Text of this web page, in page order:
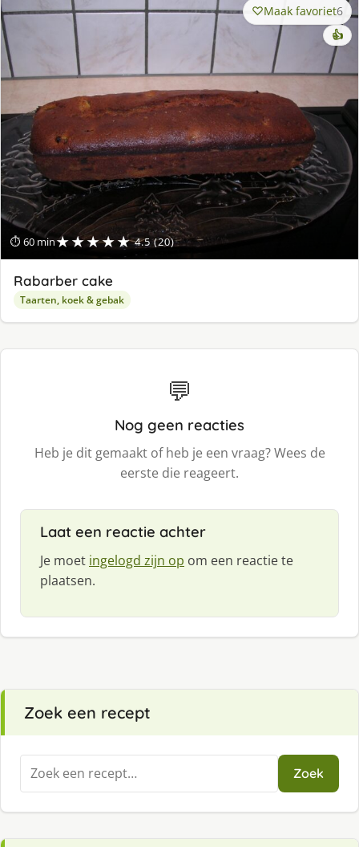
⏱ 60 min★★★★★ 4.5 (20)
Maak favoriet6
👍
Rabarber cake
Taarten, koek & gebak
💬
Nog geen reacties
Heb je dit gemaakt of heb je een vraag? Wees de
eerste die reageert.
Laat een reactie achter
Je moet ingelogd zijn op om een reactie te
plaatsen.
Zoek een recept
Zoeken
naar:
Zoek